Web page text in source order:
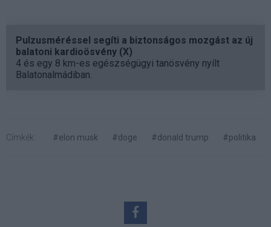
Pulzusméréssel segíti a biztonságos mozgást az új
balatoni kardioösvény (X)
4 és egy 8 km-es egészségügyi tanösvény nyílt
Balatonalmádiban.
Címkék: #elon musk #doge #donald trump #politika